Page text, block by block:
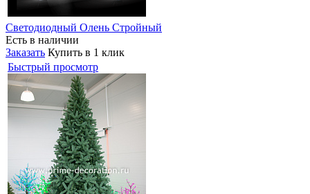
Светодиодный Олень Стройный
Есть в наличии
Заказать Купить в 1 клик
Быстрый просмотр